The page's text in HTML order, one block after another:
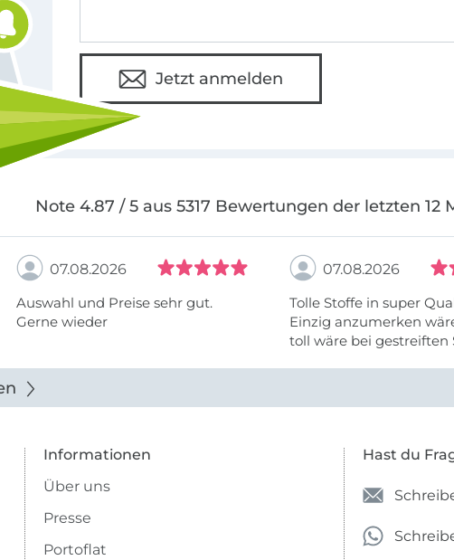
Jetzt anmelden
Note 4.87 / 5 aus 5317 Bewertungen der letzten 12
07.08.2026
Auswahl und Preise sehr gut.
Gerne wieder
07.08.2026
Tolle Stoffe in super
Einzig anzumerken
toll wäre bei gestreiften
Informationen
Über uns
Presse
Portoflat
Hast du